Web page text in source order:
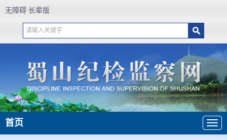
无障碍 长辈版
首页